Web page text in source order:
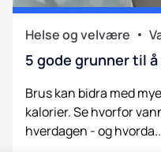
Helse og velvære
5 gode grunner til
Brus kan bidra med
kalorier. Se hvorfor
hverdagen - og